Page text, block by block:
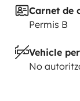
Carnet de
Permis B
Vehicle
No